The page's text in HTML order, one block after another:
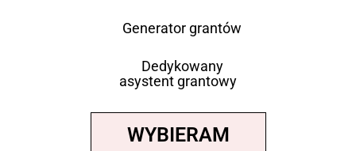
Generator grantów
Dedykowany
asystent grantowy
WYBIERAM